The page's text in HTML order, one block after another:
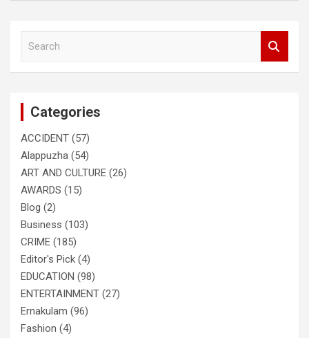
Categories
ACCIDENT (57)
Alappuzha (54)
ART AND CULTURE (26)
AWARDS (15)
Blog (2)
Business (103)
CRIME (185)
Editor's Pick (4)
EDUCATION (98)
ENTERTAINMENT (27)
Ernakulam (96)
Fashion (4)